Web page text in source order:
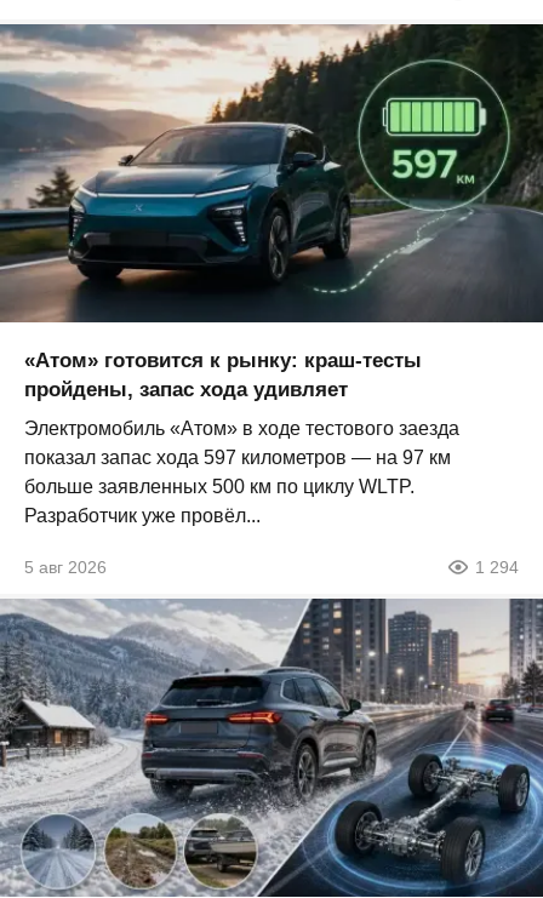
«Атом» готовится к рынку: краш-тесты
пройдены, запас хода удивляет
Электромобиль «Атом» в ходе тестового заезда
показал запас хода 597 километров — на 97 км
больше заявленных 500 км по циклу WLTP.
Разработчик уже провёл...
5 авг 2026 1 294